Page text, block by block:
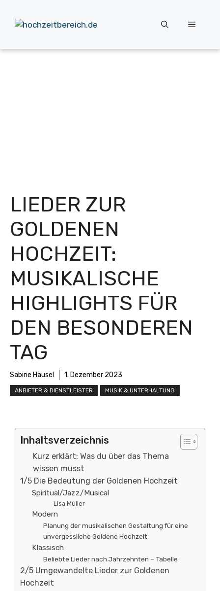
Inhalt
springen
Menü
LIEDER ZUR
GOLDENEN
HOCHZEIT:
MUSIKALISCHE
HIGHLIGHTS FÜR
DEN BESONDEREN
TAG
Sabine Häusel 1. Dezember 2023
ANBIETER & DIENSTLEISTER MUSIK & UNTERHALTUNG
Inhaltsverzeichnis
Kurz erklärt: Was du über das Thema
wissen musst
1/5 Die Bedeutung der Goldenen Hochzeit
Spiritual/Jazz/Musical
Lisa Müller
Modern
Planung der musikalischen Gestaltung für eine
unvergessliche Goldene Hochzeit
Klassisch
Beliebte Lieder nach Jahrzehnten – Tabelle
2/5 Umgewandelte Lieder zur Goldenen
Hochzeit